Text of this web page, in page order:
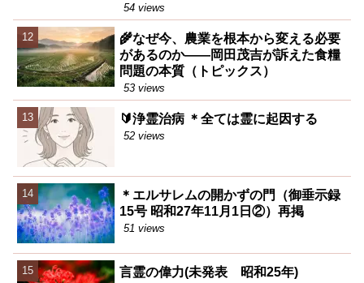
54 views
🌾なぜ今、農業を根本から変える必要
があるのか――岡田茂吉が訴えた食糧
問題の本質（トピックス）
53 views
🔰浄霊治病 ＊全ては霊に起因する
52 views
＊エルサレムの開かずの門（御垂示録
15号 昭和27年11月1日②）再掲
51 views
言霊の偉力(未発表 昭和25年)